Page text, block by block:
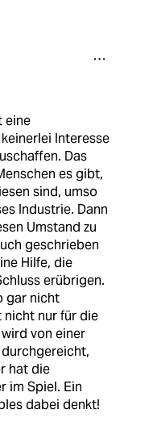
eine
Interesse
Das
es gibt,
sind, umso
Industrie. Dann
Umstand zu
geschrieben
Hilfe, die
erübrigen.
gar nicht
nicht nur für die
von einer
hat die
im Spiel. Ein
dabei denkt!